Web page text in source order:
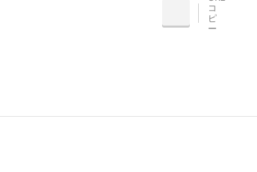
コ
ピ
ー